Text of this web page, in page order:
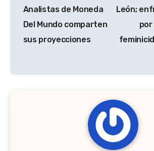
entradas
Analistas de Moneda
Del Mundo comparten
sus proyecciones
León;